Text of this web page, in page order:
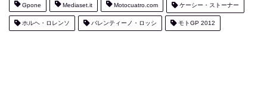
Gpone Mediaset.it Motocuatro.com ケーシー・ストーナー
ホルヘ・ロレンソ バレンティーノ・ロッシ モトGP 2012